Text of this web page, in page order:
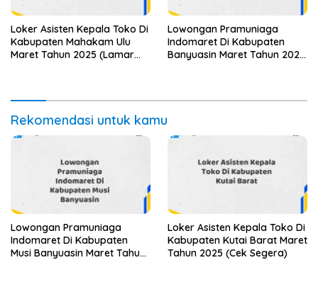
Loker Asisten Kepala Toko Di
Kabupaten Mahakam Ulu
Maret Tahun 2025 (Lamar
Lowongan Pramuniaga
Indomaret Di Kabupaten
Banyuasin Maret Tahun 2025
Rekomendasi untuk kamu
Lowongan Pramuniaga
Indomaret Di Kabupaten
Musi Banyuasin Maret Tahun
Loker Asisten Kepala Toko Di
Kabupaten Kutai Barat Maret
Tahun 2025 (Cek Segera)